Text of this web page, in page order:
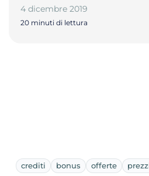
4 dicembre 2019
20 minuti di lettura
crediti bonus offerte